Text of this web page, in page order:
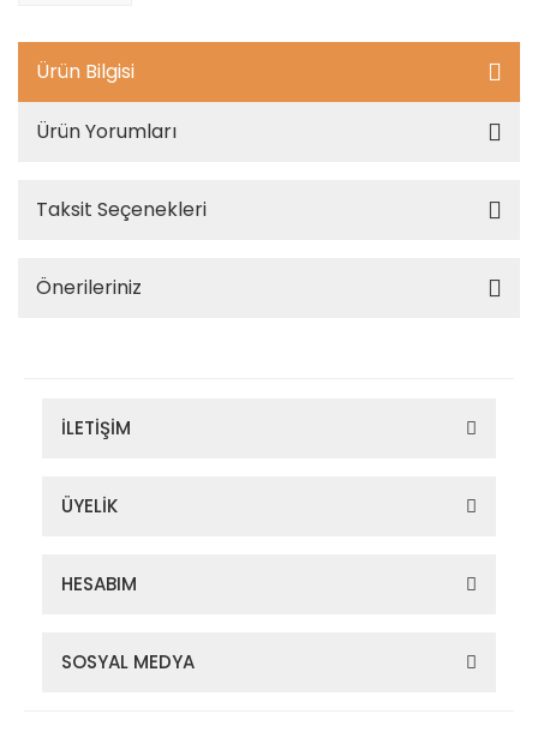
Ürün Bilgisi
Ürün Yorumları
Taksit Seçenekleri
Önerileriniz
İLETİŞİM
ÜYELİK
HESABIM
SOSYAL MEDYA